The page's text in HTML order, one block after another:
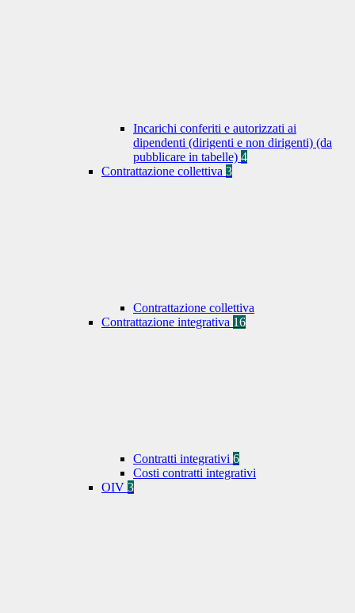
Incarichi conferiti e autorizzati ai
dipendenti (dirigenti e non dirigenti) (da
pubblicare in tabelle) 4
Contrattazione collettiva 3
Contrattazione collettiva
Contrattazione integrativa 16
Contratti integrativi 6
Costi contratti integrativi
OIV 3